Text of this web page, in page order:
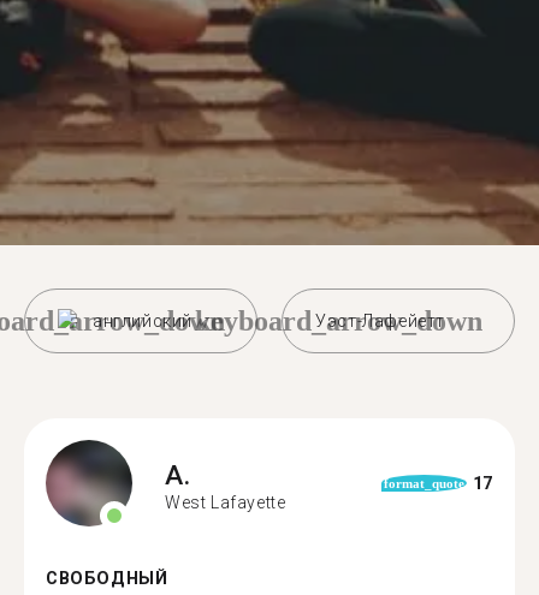
английский Уэст-Лафейетт
keyboard_arrow_down
A.
West Lafayette
format_quote 17
СВОБОДНЫЙ